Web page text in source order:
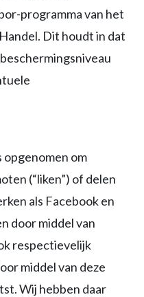
programma van het
Dit houdt in dat
om
(“liken”) of delen
als Facebook en
door middel van
respectievelijk
middel van deze
Wij hebben daar